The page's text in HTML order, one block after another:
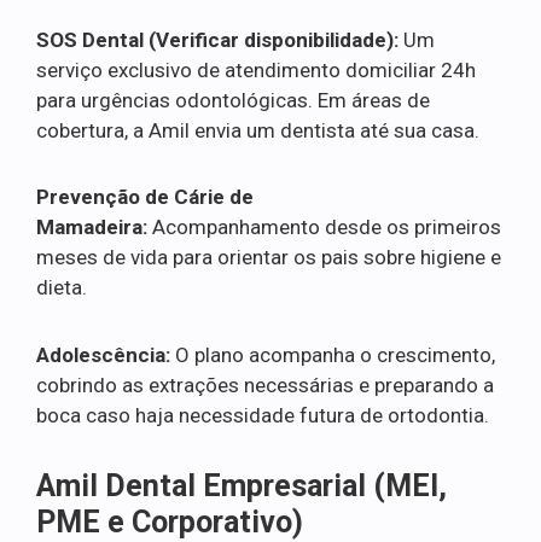
SOS Dental (Verificar disponibilidade): Um
serviço exclusivo de atendimento domiciliar 24h
para urgências odontológicas. Em áreas de
cobertura, a Amil envia um dentista até sua casa.
Prevenção de Cárie de
Mamadeira: Acompanhamento desde os primeiros
meses de vida para orientar os pais sobre higiene e
dieta.
Adolescência: O plano acompanha o crescimento,
cobrindo as extrações necessárias e preparando a
boca caso haja necessidade futura de ortodontia.
Amil Dental Empresarial (MEI,
PME e Corporativo)